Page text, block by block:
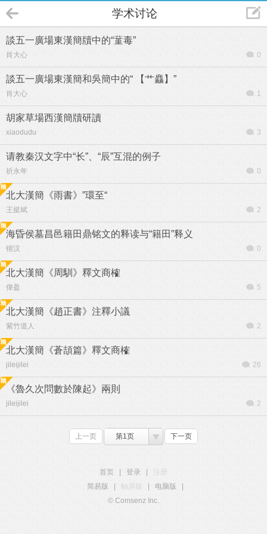
学术讨论
談五一廣場東漢簡牘中的“蓳毒”
肖大心 0
談五一廣場東漢簡和吳簡中的“ 【艹麤】”
肖大心 1
胡家草場西漢簡牘研讀
xiaodudu 3
请教秦汉文字中“长”、“辰”互混的例子
祈永年 0
北大漢簡《雨書》”環至“
王挺斌 2
海昏侯墓昌邑籍田鼎铭文的释读与“籍田”释义
镕汉 0
北大漢簡《周馴》釋文商榷
偉盈 5
北大漢簡《趙正書》注釋小議
紫竹道人 2
北大漢簡《蒼頡篇》釋文商榷
jileijilei 26
《魯久次問數於陳起》兩則
jileijilei 2
上一页 第1页 下一页
首页 登录
注册
简易版
触屏版 电脑版
© Comsenz Inc.